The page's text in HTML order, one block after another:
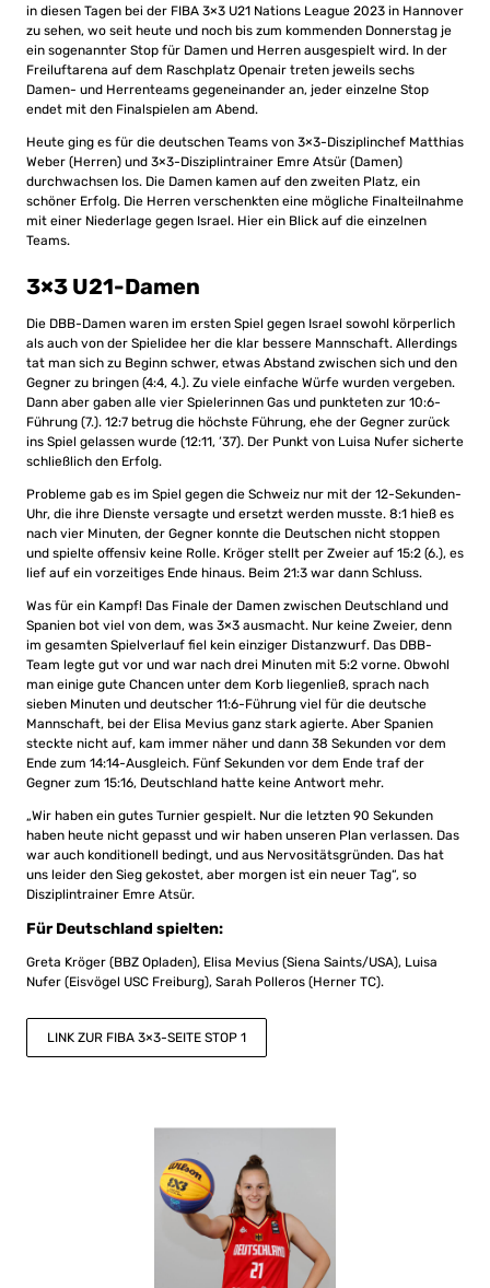
in diesen Tagen bei der FIBA 3×3 U21 Nations League 2023 in Hannover
zu sehen, wo seit heute und noch bis zum kommenden Donnerstag je
ein sogenannter Stop für Damen und Herren ausgespielt wird. In der
Freiluftarena auf dem Raschplatz Openair treten jeweils sechs
Damen- und Herrenteams gegeneinander an, jeder einzelne Stop
endet mit den Finalspielen am Abend.
Heute ging es für die deutschen Teams von 3×3-Disziplinchef Matthias
Weber (Herren) und 3×3-Disziplintrainer Emre Atsür (Damen)
durchwachsen los. Die Damen kamen auf den zweiten Platz, ein
schöner Erfolg. Die Herren verschenkten eine mögliche Finalteilnahme
mit einer Niederlage gegen Israel. Hier ein Blick auf die einzelnen
Teams.
3×3 U21-Damen
Die DBB-Damen waren im ersten Spiel gegen Israel sowohl körperlich
als auch von der Spielidee her die klar bessere Mannschaft. Allerdings
tat man sich zu Beginn schwer, etwas Abstand zwischen sich und den
Gegner zu bringen (4:4, 4.). Zu viele einfache Würfe wurden vergeben.
Dann aber gaben alle vier Spielerinnen Gas und punkteten zur 10:6-
Führung (7.). 12:7 betrug die höchste Führung, ehe der Gegner zurück
ins Spiel gelassen wurde (12:11, ’37). Der Punkt von Luisa Nufer sicherte
schließlich den Erfolg.
Probleme gab es im Spiel gegen die Schweiz nur mit der 12-Sekunden-
Uhr, die ihre Dienste versagte und ersetzt werden musste. 8:1 hieß es
nach vier Minuten, der Gegner konnte die Deutschen nicht stoppen
und spielte offensiv keine Rolle. Kröger stellt per Zweier auf 15:2 (6.), es
lief auf ein vorzeitiges Ende hinaus. Beim 21:3 war dann Schluss.
Was für ein Kampf! Das Finale der Damen zwischen Deutschland und
Spanien bot viel von dem, was 3×3 ausmacht. Nur keine Zweier, denn
im gesamten Spielverlauf fiel kein einziger Distanzwurf. Das DBB-
Team legte gut vor und war nach drei Minuten mit 5:2 vorne. Obwohl
man einige gute Chancen unter dem Korb liegenließ, sprach nach
sieben Minuten und deutscher 11:6-Führung viel für die deutsche
Mannschaft, bei der Elisa Mevius ganz stark agierte. Aber Spanien
steckte nicht auf, kam immer näher und dann 38 Sekunden vor dem
Ende zum 14:14-Ausgleich. Fünf Sekunden vor dem Ende traf der
Gegner zum 15:16, Deutschland hatte keine Antwort mehr.
„Wir haben ein gutes Turnier gespielt. Nur die letzten 90 Sekunden
haben heute nicht gepasst und wir haben unseren Plan verlassen. Das
war auch konditionell bedingt, und aus Nervositätsgründen. Das hat
uns leider den Sieg gekostet, aber morgen ist ein neuer Tag“, so
Disziplintrainer Emre Atsür.
Für Deutschland spielten:
Greta Kröger (BBZ Opladen), Elisa Mevius (Siena Saints/USA), Luisa
Nufer (Eisvögel USC Freiburg), Sarah Polleros (Herner TC).
LINK ZUR FIBA 3×3-SEITE STOP 1